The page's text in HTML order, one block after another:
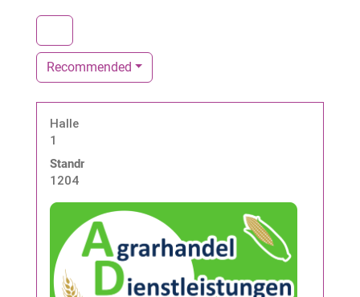
Recommended
Halle
1
Standnummer:
1204